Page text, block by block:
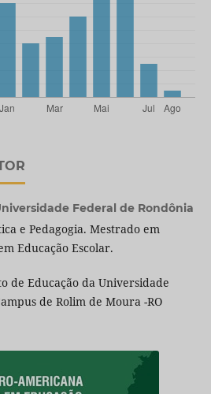
Federal de Rondônia
e Pedagogia. Mestrado em
Educação Escolar.
de Educação da Universidade
de Rolim de Moura -RO